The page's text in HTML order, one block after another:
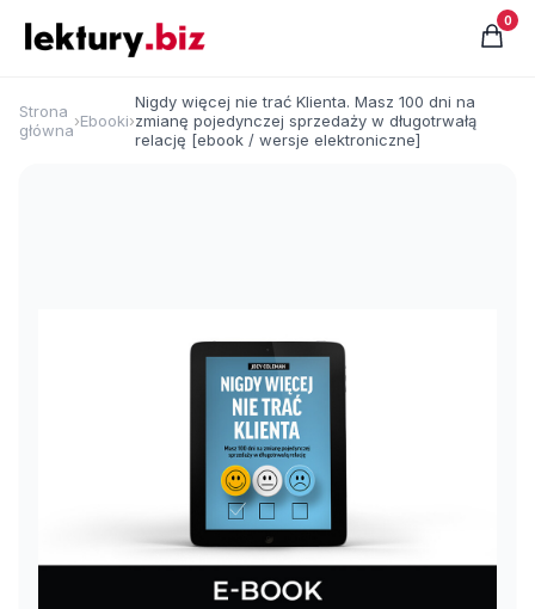
0
Strona
główna›Ebooki›
Nigdy więcej nie trać Klienta. Masz 100 dni na
zmianę pojedynczej sprzedaży w długotrwałą
relację [ebook / wersje elektroniczne]